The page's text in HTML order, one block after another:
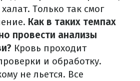
Только так смог
Как в таких темпах
провести анализы
Кровь проходит
и обработку.
не льется. Все